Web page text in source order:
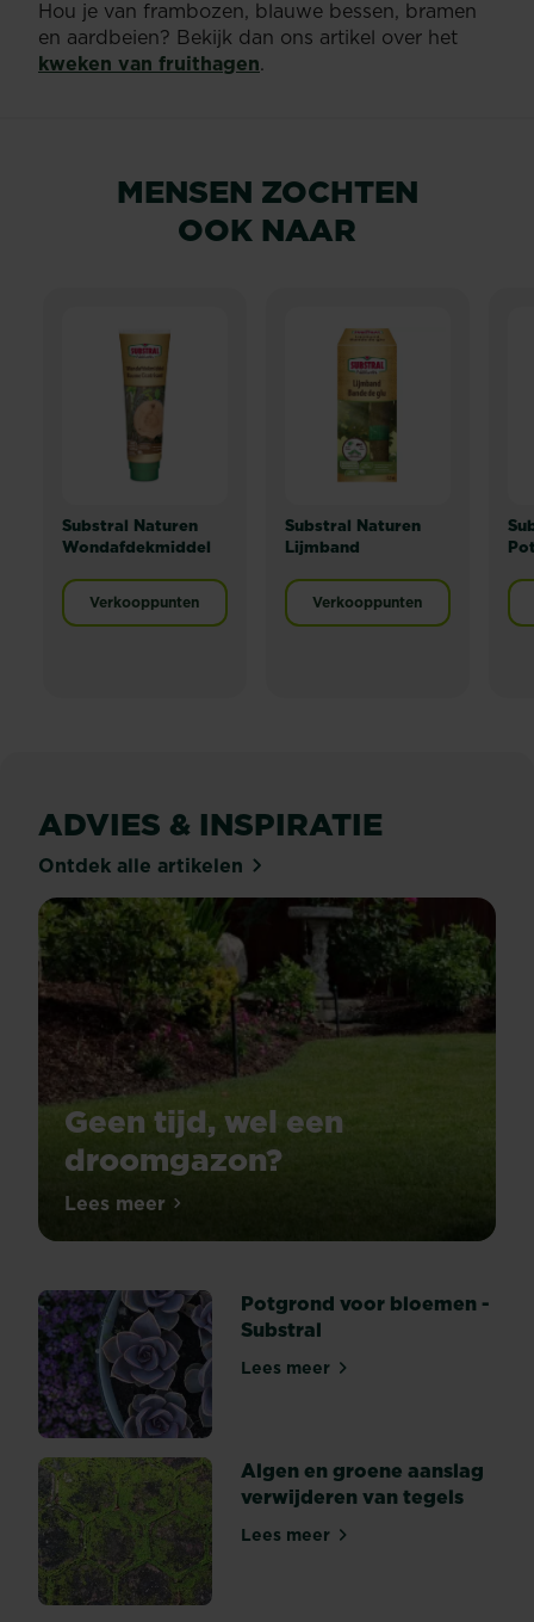
Hou je van frambozen, blauwe bessen, bramen
en aardbeien? Bekijk dan ons artikel over het
kweken van fruithagen.
MENSEN ZOCHTEN
OOK NAAR
Substral Naturen
Wondafdekmiddel
Verkooppunten
Substral Naturen
Lijmband
Verkooppunten
ADVIES & INSPIRATIE
Ontdek alle artikelen
Geen tijd, wel een
droomgazon?
Lees meerGeen tijd, wel een droomgazon?
Potgrond voor bloemen -
Substral
Lees meerPotgrond voor bloemen -
Algen en groene aanslag
verwijderen van tegels
Lees meerAlgen en groene aanslag